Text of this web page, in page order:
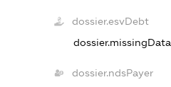
dossier.esvDebt
dossier.missingData
dossier.ndsPayer